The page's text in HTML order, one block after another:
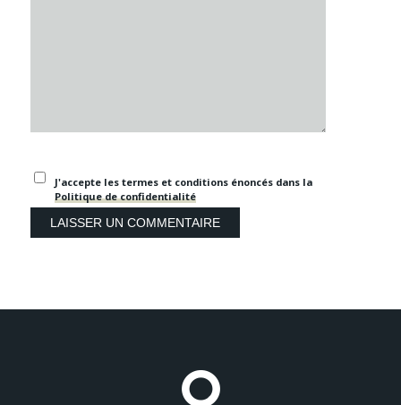
J'accepte les termes et conditions énoncés dans la
Politique de confidentialité